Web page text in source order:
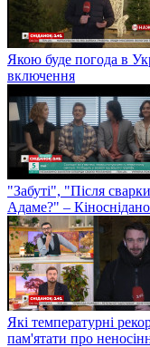
Якою буде погода в
включення
"Забуті", "Після
Адаме?" –
Які температурні
пам'ятати про